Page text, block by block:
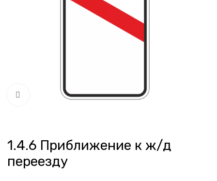
Нажмите, чтобы увеличить
1.4.6 Приближение к ж/д
переезду